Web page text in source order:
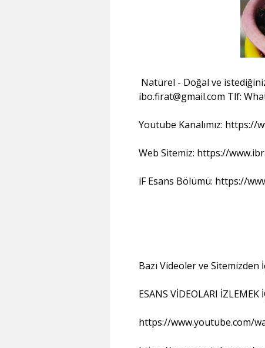
Natürel - Doğal ve
ibo.firat@gmail.com Tlf:
Youtube Kanalımız:
Web Sitemiz: https://
iF Esans Bölümü: https://
Bazı Videoler ve Sitemizden
ESANS VİDEOLARI
https://www.youtube.com/